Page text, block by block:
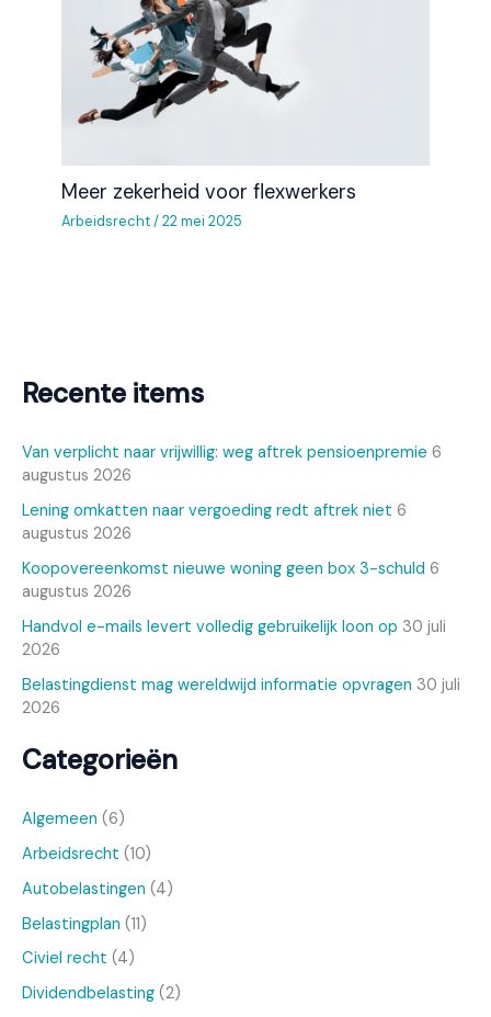
Recente items
Van verplicht naar vrijwillig: weg aftrek pensioenpremie 6
augustus 2026
Lening omkatten naar vergoeding redt aftrek niet 6
augustus 2026
Koopovereenkomst nieuwe woning geen box 3-schuld 6
augustus 2026
Handvol e-mails levert volledig gebruikelijk loon op 30 juli
2026
Belastingdienst mag wereldwijd informatie opvragen 30 juli
2026
Categorieën
Algemeen (6)
Arbeidsrecht (10)
Autobelastingen (4)
Belastingplan (11)
Civiel recht (4)
Dividendbelasting (2)
Meer zekerheid voor flexwerkers
Arbeidsrecht/22 mei 2025